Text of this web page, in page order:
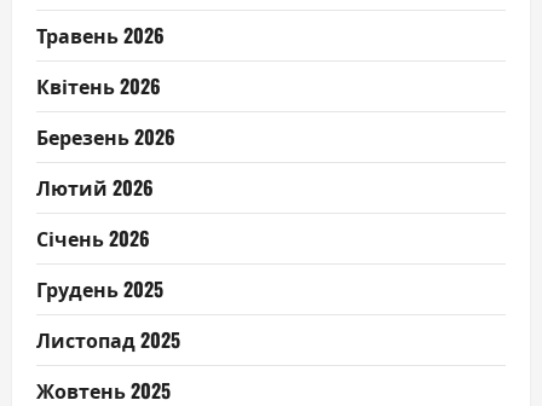
Травень 2026
Квітень 2026
Березень 2026
Лютий 2026
Січень 2026
Грудень 2025
Листопад 2025
Жовтень 2025